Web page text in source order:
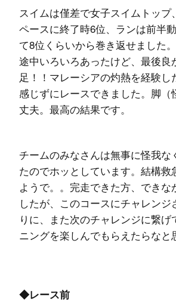
スイムは僅差で女子スイムトップ
ペースに終了時6位、ランは前半
て8位くらいから巻き返せました。
途中いろいろあったけど、最後良
足！！マレーシアの灼熱を経験し
感じずにレースできました。脚（
丈夫。最高の結果です。
チームのみなさんは無事に怪我な
たのでホッとしています。結構救
ようで。。完走できた方、できな
したが、このコースにチャレンジ
りに、また次のチャレンジに繋げ
ニングを楽しんでもらえたらなと
◆レース前